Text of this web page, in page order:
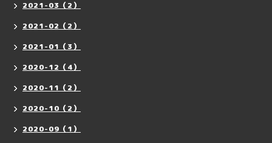
2021-03（2）
2021-02（2）
2021-01（3）
2020-12（4）
2020-11（2）
2020-10（2）
2020-09（1）